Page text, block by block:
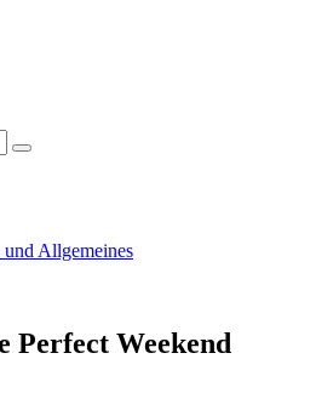
und Allgemeines
Perfect Weekend